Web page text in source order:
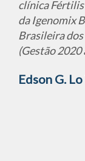
clínica
da Igenomix
Brasileira
(Gestão 2020
Edson G.